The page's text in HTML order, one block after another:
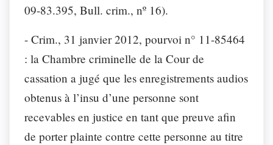
09-83.395, Bull. crim., nº 16).
- Crim., 31 janvier 2012, pourvoi n° 11-85464
: la Chambre criminelle de la Cour de
cassation a jugé que les enregistrements audios
obtenus à l’insu d’une personne sont
recevables en justice en tant que preuve afin
de porter plainte contre cette personne au titre